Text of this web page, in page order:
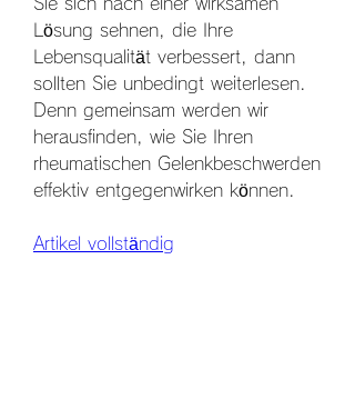
Lösung sehnen, die Ihre
Lebensqualität verbessert, dann
sollten Sie unbedingt weiterlesen.
Denn gemeinsam werden wir
herausfinden, wie Sie Ihren
rheumatischen Gelenkbeschwerden
effektiv entgegenwirken können.
Artikel vollständig